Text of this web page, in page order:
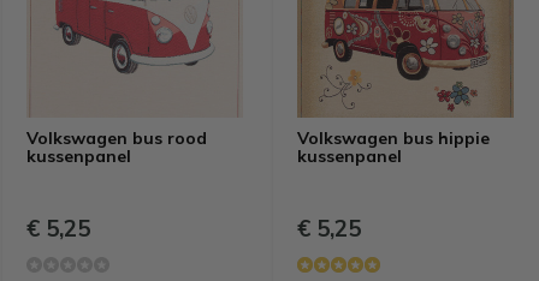
Volkswagen bus rood
kussenpanel
€ 5,25
Volkswagen bus hippie
kussenpanel
€ 5,25